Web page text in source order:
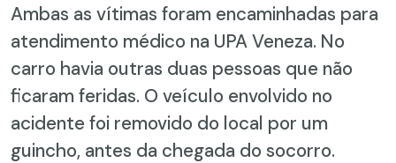
Ambas as vítimas foram encaminhadas para
atendimento médico na UPA Veneza. No
carro havia outras duas pessoas que não
ficaram feridas. O veículo envolvido no
acidente foi removido do local por um
guincho, antes da chegada do socorro.